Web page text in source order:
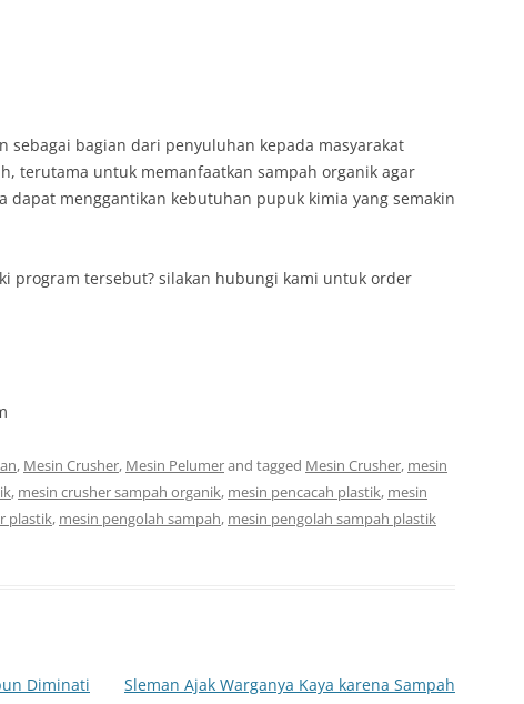
sebagai bagian dari penyuluhan kepada masyarakat
terutama untuk memanfaatkan sampah organik agar
dapat menggantikan kebutuhan pupuk kimia yang semakin
program tersebut? silakan hubungi kami untuk order
, Mesin Crusher, Mesin Pelumerand tagged Mesin Crusher, mesin
, mesin crusher sampah organik, mesin pencacah plastik, mesin
plastik, mesin pengolah sampah, mesin pengolah sampah plastik
Diminati
Sleman Ajak Warganya Kaya karena Sampah